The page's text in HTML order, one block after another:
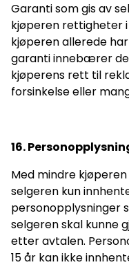
Garanti som gis av
kjøperen rettigheter
kjøperen allerede
garanti innebærer
kjøperens rett til
forsinkelse eller
16.
Med mindre
selgeren kun
personopplysninger
selgeren skal kunne
etter avtalen.
15 år kan ikke